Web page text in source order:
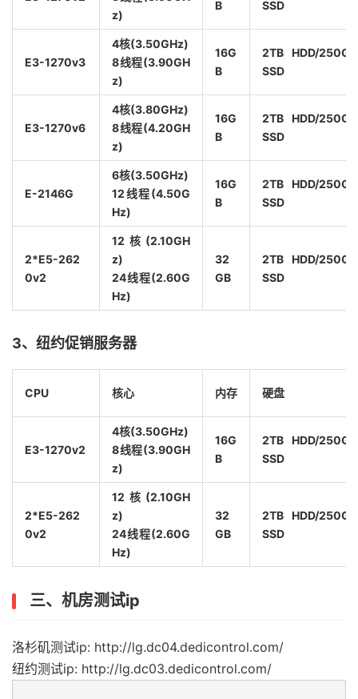
z)
B
SSD
E3-1270v3
4核(3.50GHz)
8线程(3.90GH
z)
16G
B
2TB HDD/250GB
SSD
E3-1270v6
4核(3.80GHz)
8线程(4.20GH
z)
16G
B
2TB HDD/250GB
SSD
E-2146G
6核(3.50GHz)
12线程(4.50G
Hz)
16G
B
2TB HDD/250GB
SSD
2*E5-262
0v2
12核(2.10GH
z)
24线程(2.60G
Hz)
32
GB
2TB HDD/250GB
SSD
3、纽约促销服务器
CPU 核心 内存 硬盘
E3-1270v2
4核(3.50GHz)
8线程(3.90GH
z)
16G
B
2TB HDD/250GB
SSD
2*E5-262
0v2
12核(2.10GH
z)
24线程(2.60G
Hz)
32
GB
2TB HDD/250GB
SSD
三、机房测试ip
洛杉矶测试ip: http://lg.dc04.dedicontrol.com/
纽约测试ip: http://lg.dc03.dedicontrol.com/